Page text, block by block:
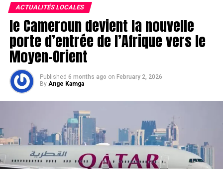
ACTUALITÉS LOCALES
le Cameroun devient la nouvelle
porte d’entrée de l’Afrique vers le
Moyen-Orient
Published 6 months ago on February 2, 2026
By Ange Kamga